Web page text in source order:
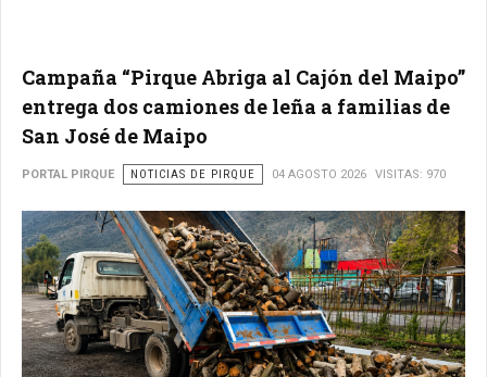
Campaña “Pirque Abriga al Cajón del Maipo”
entrega dos camiones de leña a familias de
San José de Maipo
PORTAL PIRQUE NOTICIAS DE PIRQUE 04 AGOSTO 2026 VISITAS: 970